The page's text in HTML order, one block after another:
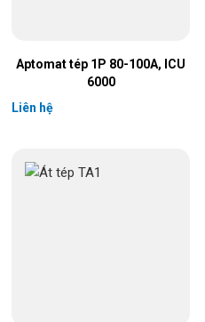
Aptomat tép 1P 80-100A, ICU
6000
Liên hệ